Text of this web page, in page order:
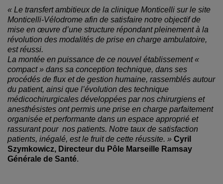
« Le transfert ambitieux de la clinique Monticelli sur le site
Monticelli-Vélodrome afin de satisfaire notre objectif de
mise en œuvre d’une structure répondant pleinement à la
révolution des modalités de prise en charge ambulatoire,
est réussi.
La montée en puissance de ce nouvel établissement «
compact » dans sa conception technique, dans ses
procédés de flux et de gestion humaine, rassemblés autour
du patient, ainsi que l’évolution des technique
médicochirurgicales développées par nos chirurgiens et
anesthésistes ont permis une prise en charge parfaitement
organisée et performante dans un espace approprié et
rassurant pour nos patients. Notre taux de satisfaction
patients, inégalé, est le fruit de cette réussite. » Cyril
Szymkowicz, Directeur du Pôle Marseille Ramsay
Générale de Santé.